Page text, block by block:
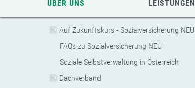
ÜBER UNS LEISTUNGEN
Auf Zukunftskurs - Sozialversicherung NEU
FAQs zu Sozialversicherung NEU
Soziale Selbstverwaltung in Österreich
Dachverband